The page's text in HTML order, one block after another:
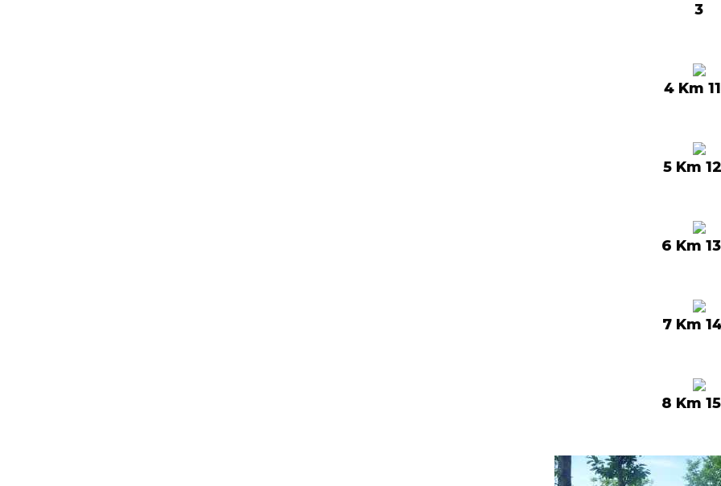
3
4 Km
5 Km
6 Km
7 Km
8 Km